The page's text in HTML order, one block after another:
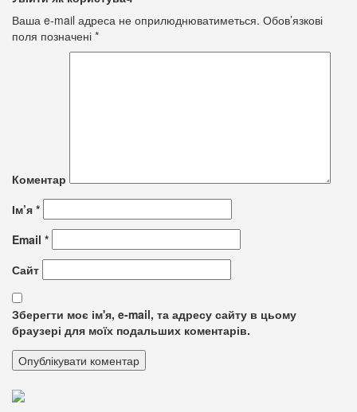
Ваша e-mail адреса не оприлюднюватиметься. Обов’язкові
поля позначені *
Коментар
Ім’я *
Email *
Сайт
Зберегти моє ім'я, e-mail, та адресу сайту в цьому
браузері для моїх подальших коментарів.